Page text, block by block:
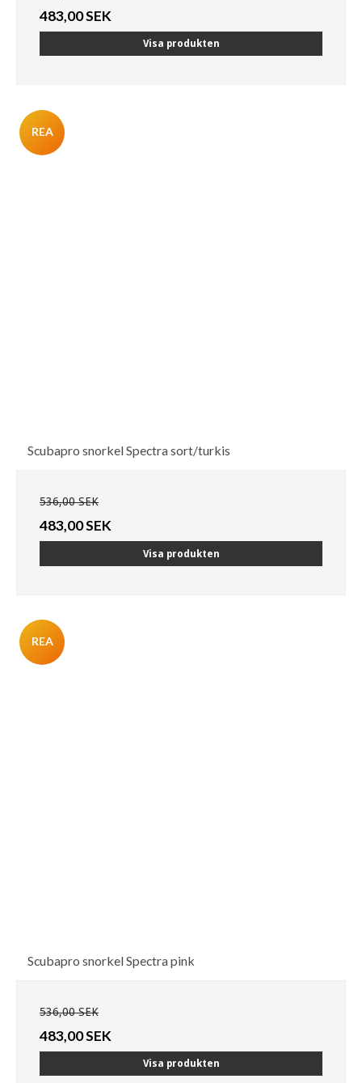
483,00 SEK
Visa produkten
REA
Scubapro snorkel Spectra sort/turkis
536,00 SEK
483,00 SEK
Visa produkten
REA
Scubapro snorkel Spectra pink
536,00 SEK
483,00 SEK
Visa produkten